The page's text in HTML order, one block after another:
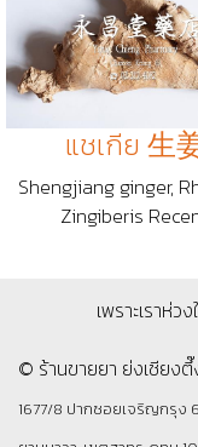
แชเกีย 生
Shengjiang ginger,
Zingiberis
เพราะเราห่
© ร้านขายยา ย่งเชียงตึ๊
1677/8 ปากซอยเจริญกรุง